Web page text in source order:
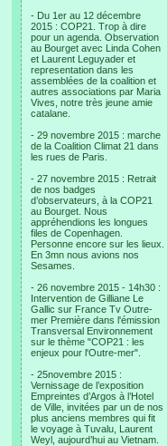
- Du 1er au 12 décembre
2015 : COP21. Trop à dire
pour un agenda. Observation
au Bourget avec Linda Cohen
et Laurent Leguyader et
representation dans les
assemblées de la coalition et
autres associations par Maria
Vives, notre très jeune amie
catalane.
- 29 novembre 2015 : marche
de la Coalition Climat 21 dans
les rues de Paris.
- 27 novembre 2015 : Retrait
de nos badges
d’observateurs, à la COP21
au Bourget. Nous
appréhendions les longues
files de Copenhagen.
Personne encore sur les lieux.
En 3mn nous avions nos
Sesames.
- 26 novembre 2015 - 14h30 :
Intervention de Gilliane Le
Gallic sur France Tv Outre-
mer Première dans l'émission
Transversal Environnement
sur le thème "COP21 : les
enjeux pour l'Outre-mer".
- 25novembre 2015 :
Vernissage de l’exposition
Empreintes d’Argos à l’Hotel
de Ville, invitées par un de nos
plus anciens membres qui fit
le voyage à Tuvalu, Laurent
Weyl, aujourd’hui au Vietnam.